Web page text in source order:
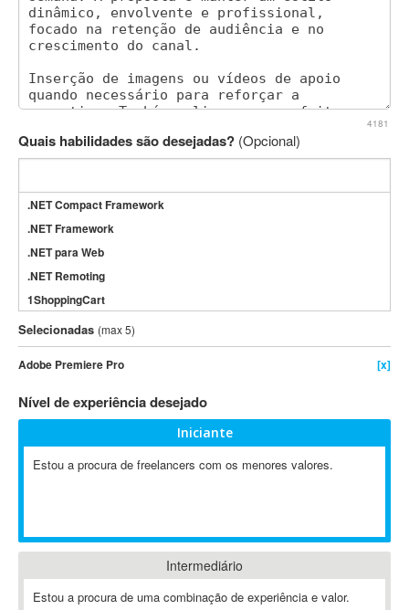
4181
Quais habilidades são desejadas? (Opcional)
.NET Compact Framework
.NET Framework
.NET para Web
.NET Remoting
1ShoppingCart
3DS Max
3GSM
4D Dimension
802.11
A&P
A2Billing
ABAP
ABBYY FineReader
Selecionadas (max 5)
Adobe Premiere Pro [x]
Nível de experiência desejado
Iniciante
Estou a procura de freelancers com os menores valores.
Intermediário
Estou a procura de uma combinação de experiência e valor.